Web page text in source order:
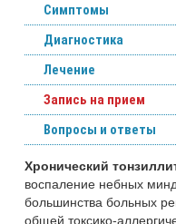
Симптомы
Диагностика
Лечение
Запись на прием
Вопросы и ответы
Хронический
воспаление небных
большинства больных
общей токсико-